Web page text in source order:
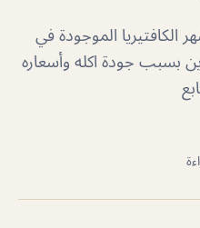
الكافتيريا الموجودة في
بسبب جودة اكله وأسعاره